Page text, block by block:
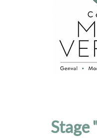
Stage